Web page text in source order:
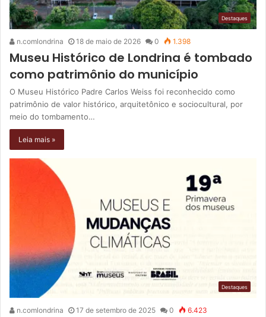
Destaques
n.comlondrina 18 de maio de 2026 0 1.398
Museu Histórico de Londrina é tombado
como patrimônio do município
O Museu Histórico Padre Carlos Weiss foi reconhecido como
patrimônio de valor histórico, arquitetônico e sociocultural, por
meio do tombamento…
Leia mais »
Destaques
n.comlondrina 17 de setembro de 2025 0 6.423